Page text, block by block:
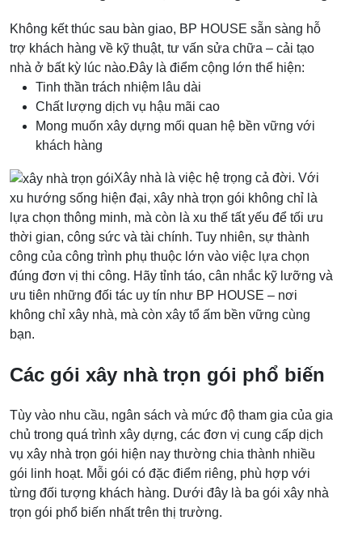
Không kết thúc sau bàn giao, BP HOUSE sẵn sàng hỗ
trợ khách hàng về kỹ thuật, tư vấn sửa chữa – cải tạo
nhà ở bất kỳ lúc nào.Đây là điểm cộng lớn thể hiện:
Tinh thần trách nhiệm lâu dài
Chất lượng dịch vụ hậu mãi cao
Mong muốn xây dựng mối quan hệ bền vững với
khách hàng
Xây nhà là việc hệ trọng cả đời. Với
xu hướng sống hiện đại, xây nhà trọn gói không chỉ là
lựa chọn thông minh, mà còn là xu thế tất yếu để tối ưu
thời gian, công sức và tài chính. Tuy nhiên, sự thành
công của công trình phụ thuộc lớn vào việc lựa chọn
đúng đơn vị thi công. Hãy tỉnh táo, cân nhắc kỹ lưỡng và
ưu tiên những đối tác uy tín như BP HOUSE – nơi
không chỉ xây nhà, mà còn xây tổ ấm bền vững cùng
bạn.
Các gói xây nhà trọn gói phổ biến
Tùy vào nhu cầu, ngân sách và mức độ tham gia của gia
chủ trong quá trình xây dựng, các đơn vị cung cấp dịch
vụ xây nhà trọn gói hiện nay thường chia thành nhiều
gói linh hoạt. Mỗi gói có đặc điểm riêng, phù hợp với
từng đối tượng khách hàng. Dưới đây là ba gói xây nhà
trọn gói phổ biến nhất trên thị trường.